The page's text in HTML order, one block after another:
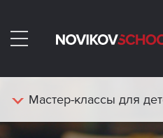
Мастер-классы для